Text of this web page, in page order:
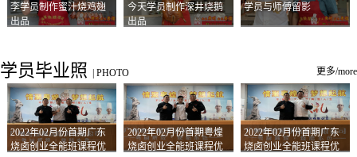
李学员制作蜜汁烧鸡翅
出品
今天学员制作深井烧鹅
出品
学员与师傅留影
学员毕业照 PHOTO 更多/more
2022年02月份首期广东
烧卤创业全能班课程优
2022年02月份首期粤煌
烧卤创业全能班课程优
2022年02月份首期广东
烧卤创业全能班课程优